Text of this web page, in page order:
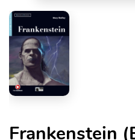
Frankenstein